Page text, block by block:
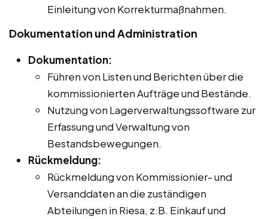
Einleitung von Korrekturmaßnahmen.
Dokumentation und Administration
Dokumentation:
Führen von Listen und Berichten über die
kommissionierten Aufträge und Bestände.
Nutzung von Lagerverwaltungssoftware zur
Erfassung und Verwaltung von
Bestandsbewegungen.
Rückmeldung:
Rückmeldung von Kommissionier- und
Versanddaten an die zuständigen
Abteilungen in Riesa, z.B. Einkauf und